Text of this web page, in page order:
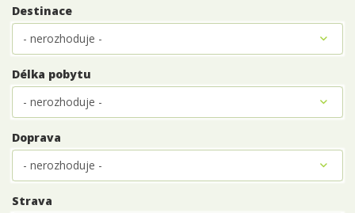
Destinace
Délka pobytu
Doprava
Strava